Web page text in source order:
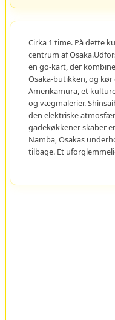
Cirka 1 time. På dette
centrum af
en go-kart, der
Osaka-butikken, og
Amerikamura, et
og vægmalerier.
den elektriske
gadekøkkener skaber
Namba, Osakas
tilbage. Et